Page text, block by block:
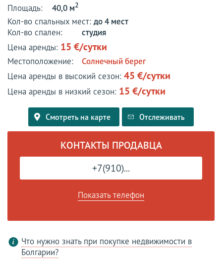
Площадь:
40,0 м2
Кол-во спальных мест: до 4 мест
Кол-во спален:
студия
Цена аренды: 15 €/сутки
Местоположение:
Солнечный берег
Цена аренды в высокий сезон: 45 €/сутки
Цена аренды в низкий сезон: 15 €/сутки
КОНТАКТЫ ПРОДАВЦА
+7(910)...
Показать телефон
Что нужно знать при покупке недвижимости в
Болгарии?
Смотреть на карте Отслеживать